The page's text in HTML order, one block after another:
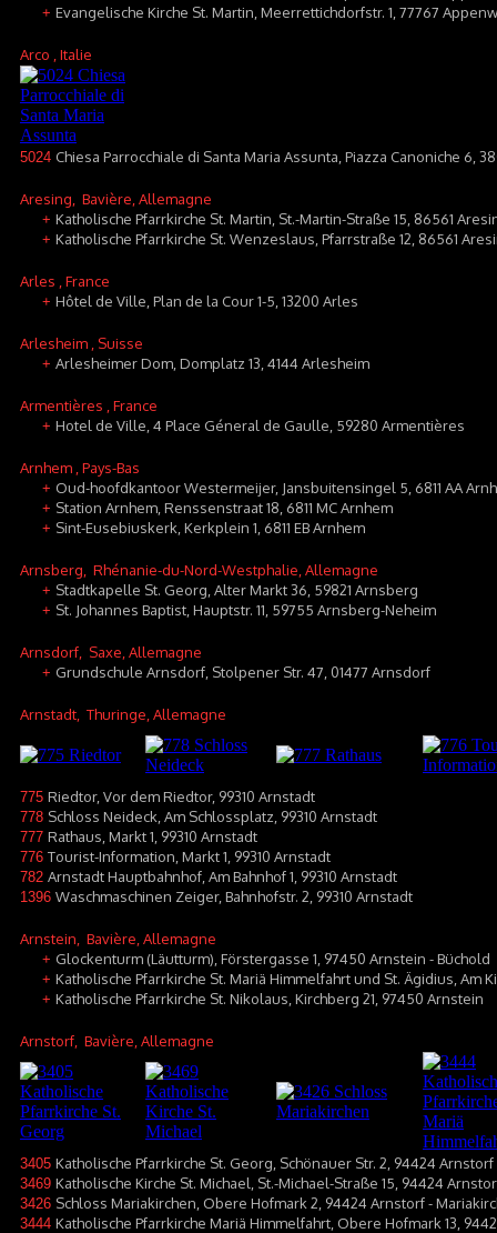
+ Evangelische Kirche St. Martin, Meerrettichdorfstr. 1, 77767
Arco , Italie
5024 Chiesa Parrocchiale di Santa Maria Assunta, Piazza Canoniche 6,
Aresing , Bavière, Allemagne
+ Katholische Pfarrkirche St. Martin, St.-Martin-Straße 15, 86561
+ Katholische Pfarrkirche St. Wenzeslaus, Pfarrstraße 12, 86561
Arles , France
+ Hôtel de Ville, Plan de la Cour 1-5, 13200 Arles
Arlesheim , Suisse
+ Arlesheimer Dom, Domplatz 13, 4144 Arlesheim
Armentières , France
+ Hotel de Ville, 4 Place Géneral de Gaulle, 59280 Armentières
Arnhem , Pays-Bas
+ Oud-hoofdkantoor Westermeijer, Jansbuitensingel 5, 6811 AA
+ Station Arnhem, Renssenstraat 18, 6811 MC Arnhem
+ Sint-Eusebiuskerk, Kerkplein 1, 6811 EB Arnhem
Arnsberg , Rhénanie-du-Nord-Westphalie, Allemagne
+ Stadtkapelle St. Georg, Alter Markt 36, 59821 Arnsberg
+ St. Johannes Baptist, Hauptstr. 11, 59755 Arnsberg-Neheim
Arnsdorf , Saxe, Allemagne
+ Grundschule Arnsdorf, Stolpener Str. 47, 01477 Arnsdorf
Arnstadt , Thuringe, Allemagne
775 Riedtor, Vor dem Riedtor, 99310 Arnstadt
778 Schloss Neideck, Am Schlossplatz, 99310 Arnstadt
777 Rathaus, Markt 1, 99310 Arnstadt
776 Tourist-Information, Markt 1, 99310 Arnstadt
782 Arnstadt Hauptbahnhof, Am Bahnhof 1, 99310 Arnstadt
1396 Waschmaschinen Zeiger, Bahnhofstr. 2, 99310 Arnstadt
Arnstein , Bavière, Allemagne
+ Glockenturm (Läutturm), Förstergasse 1, 97450 Arnstein - Büchold
+ Katholische Pfarrkirche St. Mariä Himmelfahrt und St. Ägidius,
+ Katholische Pfarrkirche St. Nikolaus, Kirchberg 21, 97450 Arnstein
Arnstorf , Bavière, Allemagne
3405 Katholische Pfarrkirche St. Georg, Schönauer Str. 2, 94424 Arnstorf
3469 Katholische Kirche St. Michael, St.-Michael-Straße 15, 94424
3426 Schloss Mariakirchen, Obere Hofmark 2, 94424 Arnstorf -
3444 Katholische Pfarrkirche Mariä Himmelfahrt, Obere Hofmark 13,